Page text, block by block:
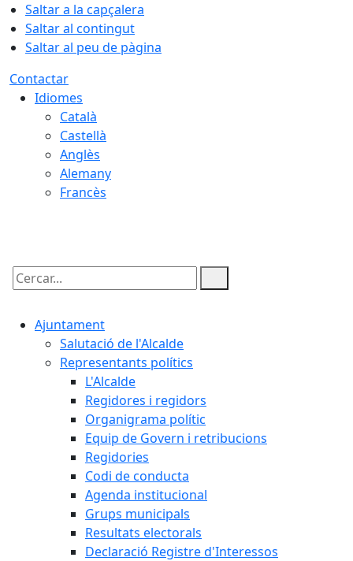
Saltar a la capçalera
Saltar al contingut
Saltar al peu de pàgina
Contactar
Idiomes
Català
Castellà
Anglès
Alemany
Francès
Cercar:
Ajuntament
Salutació de l'Alcalde
Representants polítics
L'Alcalde
Regidores i regidors
Organigrama polític
Equip de Govern i retribucions
Regidories
Codi de conducta
Agenda institucional
Grups municipals
Resultats electorals
Declaració Registre d'Interessos